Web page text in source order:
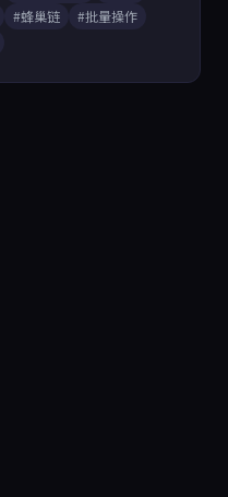
#蜂巢链
#批量操作